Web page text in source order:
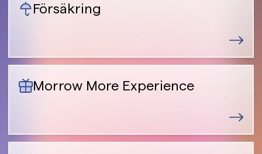
Försäkring
Morrow More Experience